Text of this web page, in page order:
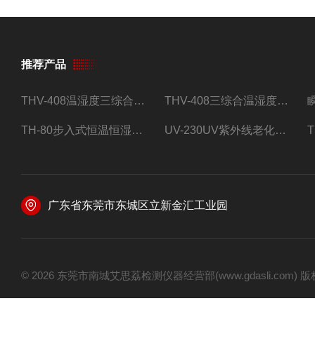
推荐产品
THV-408温湿度三综合试验箱 THV-408三综合温湿度振动试验箱
TH-80步入式恒温恒湿试验房 UV-230UV紫外线老化试验箱
广东省东莞市东城区立新金汇工业园
© 2026 东莞市南城艾思荔检测仪器经营部(www.gdasli.com)